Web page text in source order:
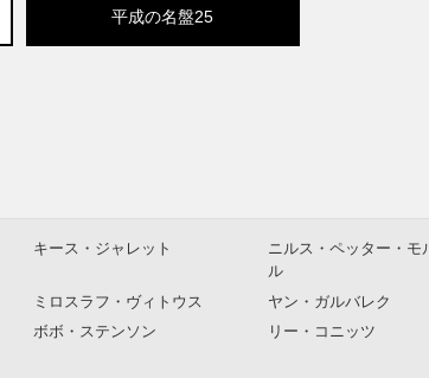
平成の名盤25
キース・ジャレット
ニルス・ペッター・モ
ル
ミロスラフ・ヴィトウス
ヤン・ガルバレク
ボボ・ステンソン リー・コニッツ